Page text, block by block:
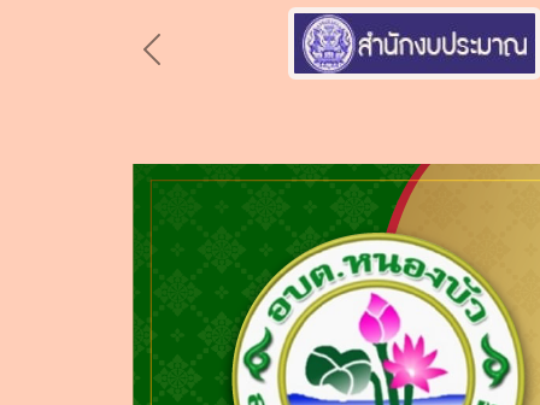
Previous